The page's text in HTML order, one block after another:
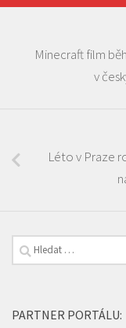
Minecraft film
v
Léto v Praze
Vyhledávání
PARTNER PORTÁLU: